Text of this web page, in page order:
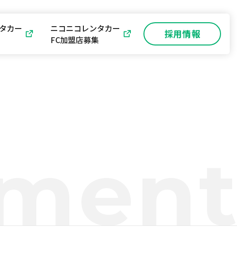
採用情報
カー
ニコニコレンタカー
FC加盟店募集